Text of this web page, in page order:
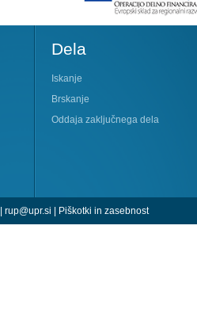
Dela
Iskanje
Brskanje
Oddaja zaključnega dela
rup@upr.si Piškotki in zasebnost